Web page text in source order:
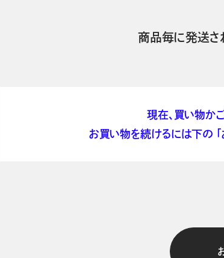
商品毎に発送さ
現在、買い物か
お買い物を続けるには下の 「